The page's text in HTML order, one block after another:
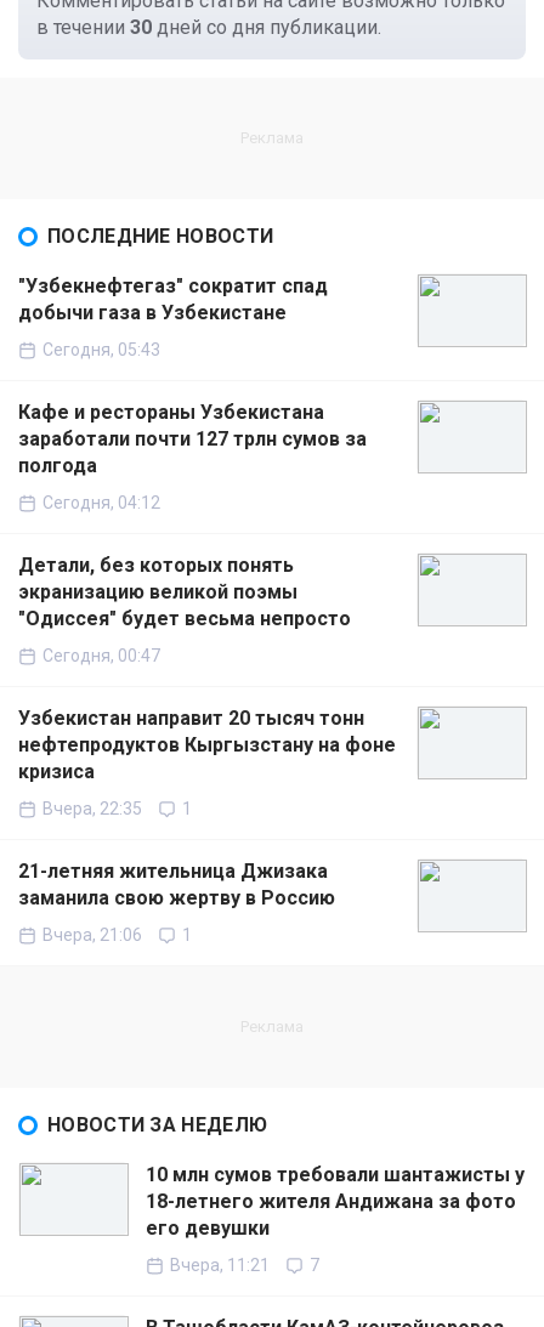
в течении 30 дней со дня публикации.
ПОСЛЕДНИЕ НОВОСТИ
"Узбекнефтегаз" сократит спад
добычи газа в Узбекистане
Сегодня, 05:43
Кафе и рестораны Узбекистана
заработали почти 127 трлн сумов за
полгода
Сегодня, 04:12
Детали, без которых понять
экранизацию великой поэмы
"Одиссея" будет весьма непросто
Сегодня, 00:47
Узбекистан направит 20 тысяч тонн
нефтепродуктов Кыргызстану на фоне
кризиса
Вчера, 22:35 1
21-летняя жительница Джизака
заманила свою жертву в Россию
Вчера, 21:06 1
НОВОСТИ ЗА НЕДЕЛЮ
10 млн сумов требовали шантажисты у
18-летнего жителя Андижана за фото
его девушки
Вчера, 11:21 7